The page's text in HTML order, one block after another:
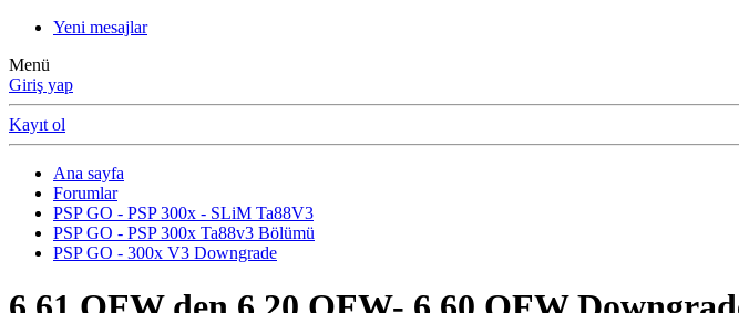
Yeni mesajlar
Menü
Giriş yap
Kayıt ol
Ana sayfa
Forumlar
PSP GO - PSP 300x - SLiM Ta88V3
PSP GO - PSP 300x Ta88v3 Bölümü
PSP GO - 300x V3 Downgrade